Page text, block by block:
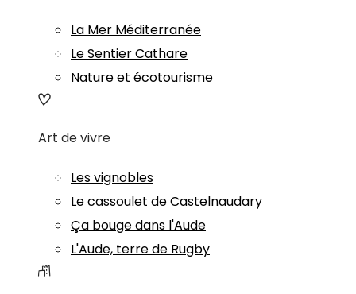
La Mer Méditerranée
Le Sentier Cathare
Nature et écotourisme
Art de vivre
Les vignobles
Le cassoulet de Castelnaudary
Ça bouge dans l'Aude
L'Aude, terre de Rugby